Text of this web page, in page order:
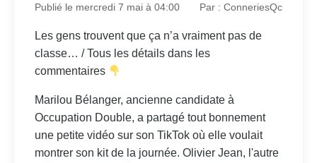
Publié le mercredi 7 mai à 04:00 Par : ConneriesQc
Les gens trouvent que ça n’a vraiment pas de
classe… / Tous les détails dans les
commentaires
Marilou Bélanger, ancienne candidate à
Occupation Double, a partagé tout bonnement
une petite vidéo sur son TikTok où elle voulait
montrer son kit de la journée. Olivier Jean, l'autre